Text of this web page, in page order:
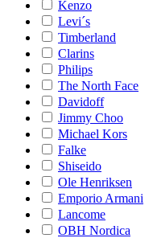
Kenzo
Levi´s
Timberland
Clarins
Philips
The North Face
Davidoff
Jimmy Choo
Michael Kors
Falke
Shiseido
Ole Henriksen
Emporio Armani
Lancome
OBH Nordica